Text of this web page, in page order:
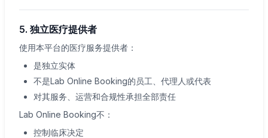
5. 独立医疗提供者
使用本平台的医疗服务提供者：
是独立实体
不是Lab Online Booking的员工、代理人或代表
对其服务、运营和合规性承担全部责任
Lab Online Booking不：
控制临床决定